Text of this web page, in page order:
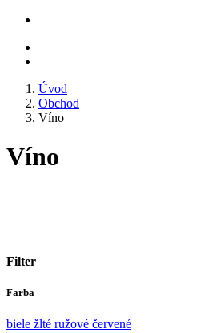
Úvod
Obchod
Víno
Víno
Filter
Farba
biele žlté ružové červené